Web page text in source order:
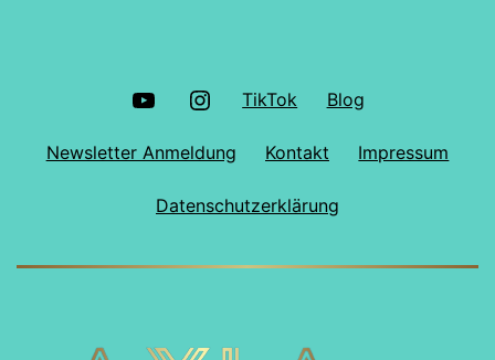
YouTube Instagram
TikTok Blog
Newsletter Anmeldung Kontakt Impressum
Datenschutzerklärung